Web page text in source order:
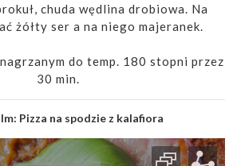
chuda wędlina drobiowa. Na
żółty ser a na niego majeranek.
do temp. 180 stopni przez
30 min.
Pizza na spodzie z kalafiora